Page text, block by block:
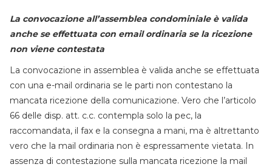
La convocazione all’assemblea condominiale è valida
anche se effettuata con email ordinaria se la ricezione
non viene contestata
La convocazione in assemblea è valida anche se effettuata
con una e-mail ordinaria se le parti non contestano la
mancata ricezione della comunicazione. Vero che l’articolo
66 delle disp. att. c.c. contempla solo la pec, la
raccomandata, il fax e la consegna a mani, ma è altrettanto
vero che la mail ordinaria non è espressamente vietata. In
assenza di contestazione sulla mancata ricezione la mail